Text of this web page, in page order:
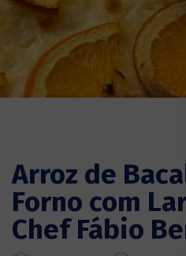
Arroz de
Forno com
Chef Fábio